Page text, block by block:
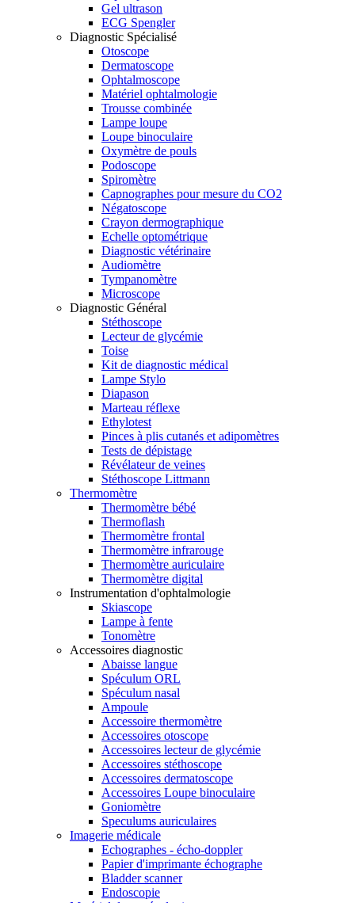
Gel ultrason
ECG Spengler
Diagnostic Spécialisé
Otoscope
Dermatoscope
Ophtalmoscope
Matériel ophtalmologie
Trousse combinée
Lampe loupe
Loupe binoculaire
Oxymètre de pouls
Podoscope
Spiromètre
Capnographes pour mesure du CO2
Négatoscope
Crayon dermographique
Echelle optométrique
Diagnostic vétérinaire
Audiomètre
Tympanomètre
Microscope
Diagnostic Général
Stéthoscope
Lecteur de glycémie
Toise
Kit de diagnostic médical
Lampe Stylo
Diapason
Marteau réflexe
Ethylotest
Pinces à plis cutanés et adipomètres
Tests de dépistage
Révélateur de veines
Stéthoscope Littmann
Thermomètre
Thermomètre bébé
Thermoflash
Thermomètre frontal
Thermomètre infrarouge
Thermomètre auriculaire
Thermomètre digital
Instrumentation d'ophtalmologie
Skiascope
Lampe à fente
Tonomètre
Accessoires diagnostic
Abaisse langue
Spéculum ORL
Spéculum nasal
Ampoule
Accessoire thermomètre
Accessoires otoscope
Accessoires lecteur de glycémie
Accessoires stéthoscope
Accessoires dermatoscope
Accessoires Loupe binoculaire
Goniomètre
Speculums auriculaires
Imagerie médicale
Echographes - écho-doppler
Papier d'imprimante échographe
Bladder scanner
Endoscopie